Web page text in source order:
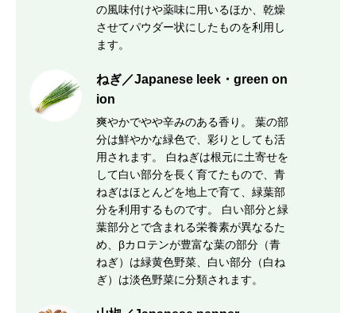
の風味付けや薬味に用いるほか、乾燥
させてパウダー状にしたものを利用し
ます。
ねぎ／Japanese leek・green on
ion
爽やかでやや辛みのある香り。 葉の部
分は鮮やかな緑色で、彩りとしても活
用されます。 白ねぎは根元に土寄せを
して白い部分を長く育てたもので、青
ねぎはほとんどを地上で育て、緑葉部
分を利用するものです。 白い部分と緑
葉部分とで含まれる栄養素が異なるた
め、βカロテンが豊富な葉の部分（青
ねぎ）は緑黄色野菜、白い部分（白ね
ぎ）は淡色野菜に分類されます。